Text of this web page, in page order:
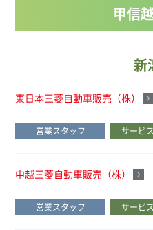
甲信
新
東日本三菱自動車販売（株）
営業スタッフ サービ
中越三菱自動車販売（株）
営業スタッフ サービ